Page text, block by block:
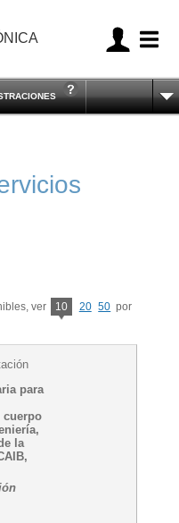
ver 10 20 50 por
para
cuerpo
la